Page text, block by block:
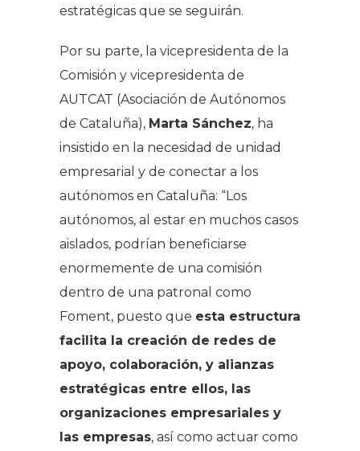
estratégicas que se seguirán.
Por su parte, la vicepresidenta de la
Comisión y vicepresidenta de
AUTCAT (Asociación de Autónomos
de Cataluña), Marta Sánchez, ha
insistido en la necesidad de unidad
empresarial y de conectar a los
autónomos en Cataluña: “Los
autónomos, al estar en muchos casos
aislados, podrían beneficiarse
enormemente de una comisión
dentro de una patronal como
Foment, puesto que esta estructura
facilita la creación de redes de
apoyo, colaboración, y alianzas
estratégicas entre ellos, las
organizaciones empresariales y
las empresas, así como actuar como